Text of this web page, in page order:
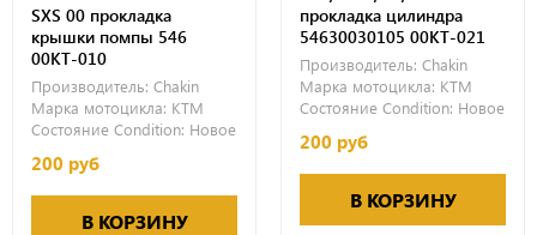
SXS 00 прокладка
крышки помпы 546
00KT-010
Производитель: Chakin
Марка мотоцикла: KTM
Состояние Condition: Новое
200 руб
В КОРЗИНУ
прокладка цилиндра
54630030105 00KT-021
Производитель: Chakin
Марка мотоцикла: KTM
Состояние Condition: Новое
200 руб
В КОРЗИНУ